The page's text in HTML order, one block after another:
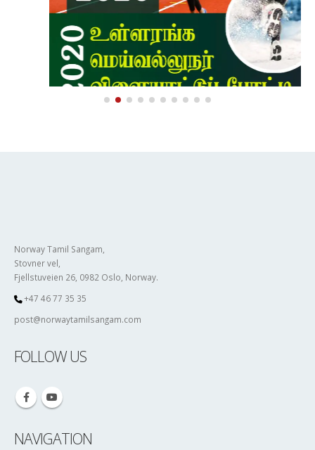
வணக்கம், நோர்வே தமிழ்ச் சங்கத்தின் உள்ளரங்க மெய்வல்லுநர்
விளையாட்டுப்போட்டி சம்பந்தமான கழகங்களுடனான சந்திப்பு.
அனைவரையும் இதில் கலந்துகொள்ளுமாறு அன்புடன்
22.01.2020, புதன்கிழமை நேரம்: 19:00
read more